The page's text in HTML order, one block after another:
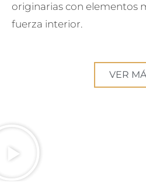
originarias con elementos
fuerza interior.
VER